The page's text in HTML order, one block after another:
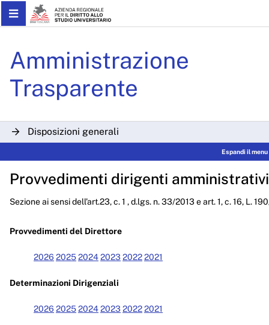
Skip to Main Content
Amministrazione
Trasparente
Disposizioni generali
Consulenti e collaboratori
Personale
Bandi di concorso
Performance
Enti controllati
Attività e procedimenti
Espandi il menu
Provvedimenti dirigenti amministrativi
Sezione ai sensi dell’art.23, c. 1 , d.lgs. n. 33/2013 e art. 1, c. 16, L.
Provvedimenti del Direttore
2026 202520242023 20222021
Determinazioni Dirigenziali
2026 202520242023 20222021